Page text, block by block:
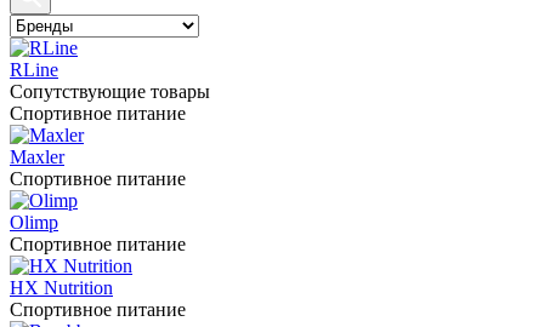
RLine
Сопутствующие товары
Спортивное питание
Maxler
Спортивное питание
Olimp
Спортивное питание
HX Nutrition
Спортивное питание